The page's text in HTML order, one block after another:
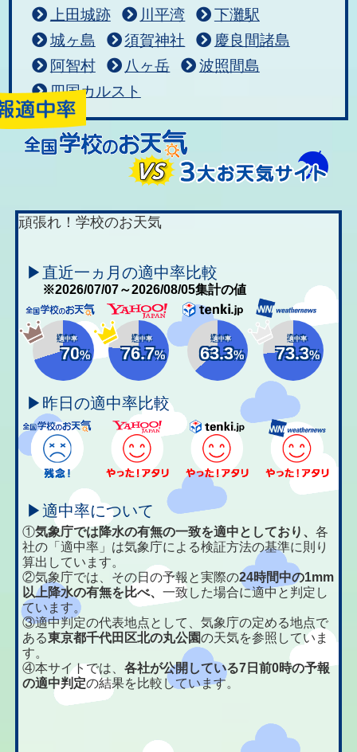
上田城跡
川平湾
下灘駅
城ヶ島
須賀神社
慶良間諸島
阿智村
八ヶ岳
波照間島
四国カルスト
頑張れ！学校のお天気
▶直近一ヵ月の適中率比較
※2026/07/07～2026/08/05集計の値
適中率
70%
適中率
76.7%
適中率
63.3%
適中率
73.3%
▶昨日の適中率比較
▶適中率について
①気象庁では降水の有無の一致を適中としており、各
社の「適中率」は気象庁による検証方法の基準に則り
算出しています。
②気象庁では、その日の予報と実際の24時間中の1mm
以上降水の有無を比べ、一致した場合に適中と判定し
ています。
③適中判定の代表地点として、気象庁の定める地点で
ある東京都千代田区北の丸公園の天気を参照していま
す。
④本サイトでは、各社が公開している7日前0時の予報
の適中判定の結果を比較しています。